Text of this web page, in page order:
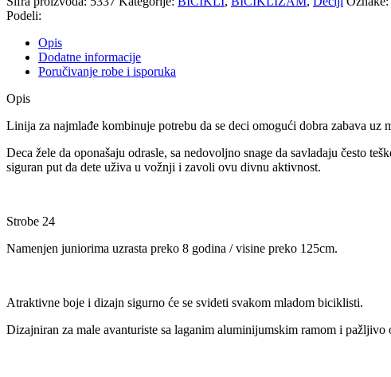
Podeli:
Opis
Dodatne informacije
Poručivanje robe i isporuka
Opis
Linija za najmlađe kombinuje potrebu da se deci omogući dobra zabava
Deca žele da oponašaju odrasle, sa nedovoljno snage da savladaju često
siguran put da dete uživa u vožnji i zavoli ovu divnu aktivnost.
Strobe 24
Namenjen juniorima uzrasta preko 8 godina / visine preko 125cm.
Atraktivne boje i dizajn sigurno će se svideti svakom mladom biciklisti.
Dizajniran za male avanturiste sa laganim aluminijumskim ramom i pažljivo